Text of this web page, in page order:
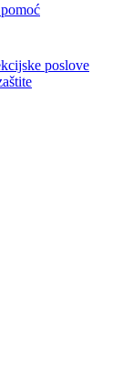
poslove